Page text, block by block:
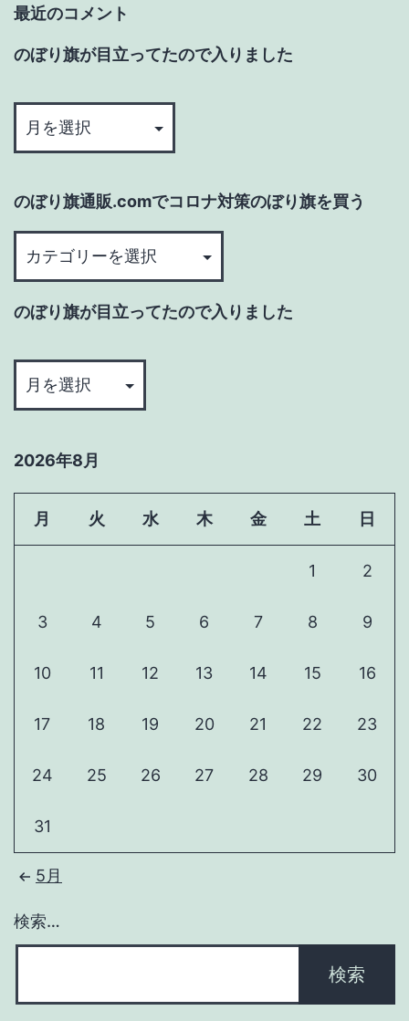
最近のコメント
のぼり旗が目立ってたので入りました
り
が
目
立
っ
て
で
り
のぼり旗通販.comでコロナ対策のぼり旗を買う
旗
販.com
で
ロ
ナ
策
のぼり旗が目立ってたので入りました
り
が
目
っ
2026年8月
月 火 水 木 金 土 日
1 2
3 4 5 6 7 8 9
10 11 12 13 14 15 16
17 18 19 20 21 22 23
24 25 26 27 28 29 30
31
5月
検索…